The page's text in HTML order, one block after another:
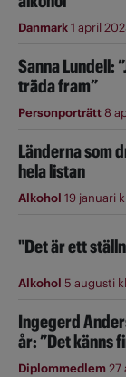
Danmark1 april
Sanna Lundell:
träda fram”
Personporträtt8
Länderna som
hela listan
Alkohol 19 januari
"Det är ett
Alkohol 5 augusti
Ingegerd
år: ”Det känns
Diplommedlem27